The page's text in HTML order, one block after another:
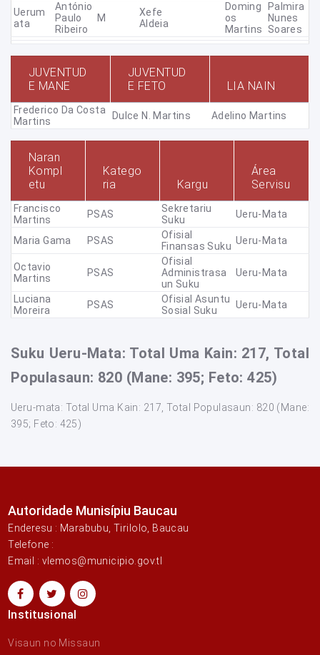
Uerum
Ata
António
Paulo
Ribeiro
M
Xefe
Aldeia
Doming
Os
Martins
Palmira
Nunes
Soares
JUVENTUD
E MANE
JUVENTUD
E FETO
LIA NAIN
Frederico Da Costa
Martins
Dulce N. Martins Adelino Martins
Naran
Kompl
etu
Katego
ria
Kargu
Área
Servisu
Francisco
Martins
PSAS
Sekretariu
Suku
Ueru-Mata
Maria Gama PSAS
Ofisial
Finansas Suku Ueru-Mata
Octavio
Martins
PSAS
Ofisial
Administrasa
Un Suku
Ueru-Mata
Luciana
Moreira
PSAS
Ofisial Asuntu
Sosial Suku
Ueru-Mata
Suku Ueru-Mata: Total Uma Kain: 217, Total
Populasaun: 820 (Mane: 395; Feto: 425)
Ueru-mata: Total Uma Kain: 217, Total Populasaun: 820 (Mane:
395; Feto: 425)
Autoridade Munisípiu Baucau
Enderesu : Marabubu, Tirilolo, Baucau
Telefone :
Email : vlemos@municipio.gov.tl
Institusional
Visaun no Missaun